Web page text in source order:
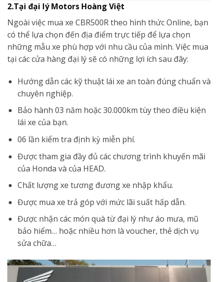
2.Tại đại lý Motors Hoàng Việt
Ngoài việc mua xe CBR500R theo hình thức Online, bạn
có thể lựa chọn đến địa điểm trực tiếp để lựa chọn
những mẫu xe phù hợp với nhu cầu của mình. Việc mua
tại các cửa hàng đại lý sẽ có những lợi ích sau đây:
Hướng dẫn các kỹ thuật lái xe an toàn đúng chuẩn và
chuyên nghiệp.
Bảo hành 03 năm hoặc 30.000km tùy theo điều kiện
lái xe của bạn.
06 lần kiểm tra định kỳ miễn phí.
Được tham gia đầy đủ các chương trình khuyến mãi
của Honda và của HEAD.
Chất lượng xe tương đương xe nhập khẩu.
Được mua xe trả góp với mức lãi suất hấp dẫn.
Được nhận các món quà từ đại lý như áo mưa, mũ
bảo hiểm… hoặc nhiều hơn là voucher, thẻ dịch vụ
sửa chữa…